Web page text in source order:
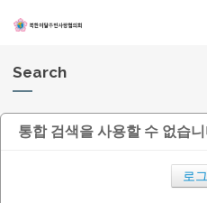
Search
통합 검색을 사용할 수 없습
로